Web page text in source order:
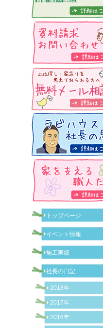
トップページ
イベント情報
施工実績
社長の日記
2018年
2017年
2016年